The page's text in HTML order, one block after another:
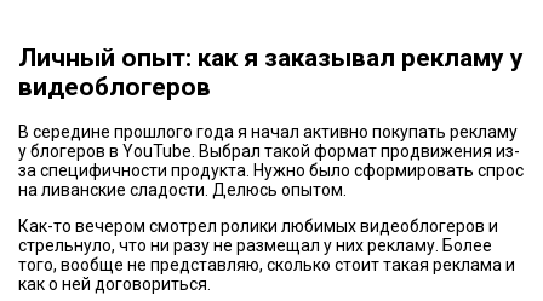
Личный опыт: как я заказывал рекламу у
видеоблогеров
В середине прошлого года я начал активно покупать рекламу
у блогеров в YouTube. Выбрал такой формат продвижения из-
за специфичности продукта. Нужно было сформировать спрос
на ливанские сладости. Делюсь опытом.
Как-то вечером смотрел ролики любимых видеоблогеров и
стрельнуло, что ни разу не размещал у них рекламу. Более
того, вообще не представляю, сколько стоит такая реклама и
как о ней договориться.